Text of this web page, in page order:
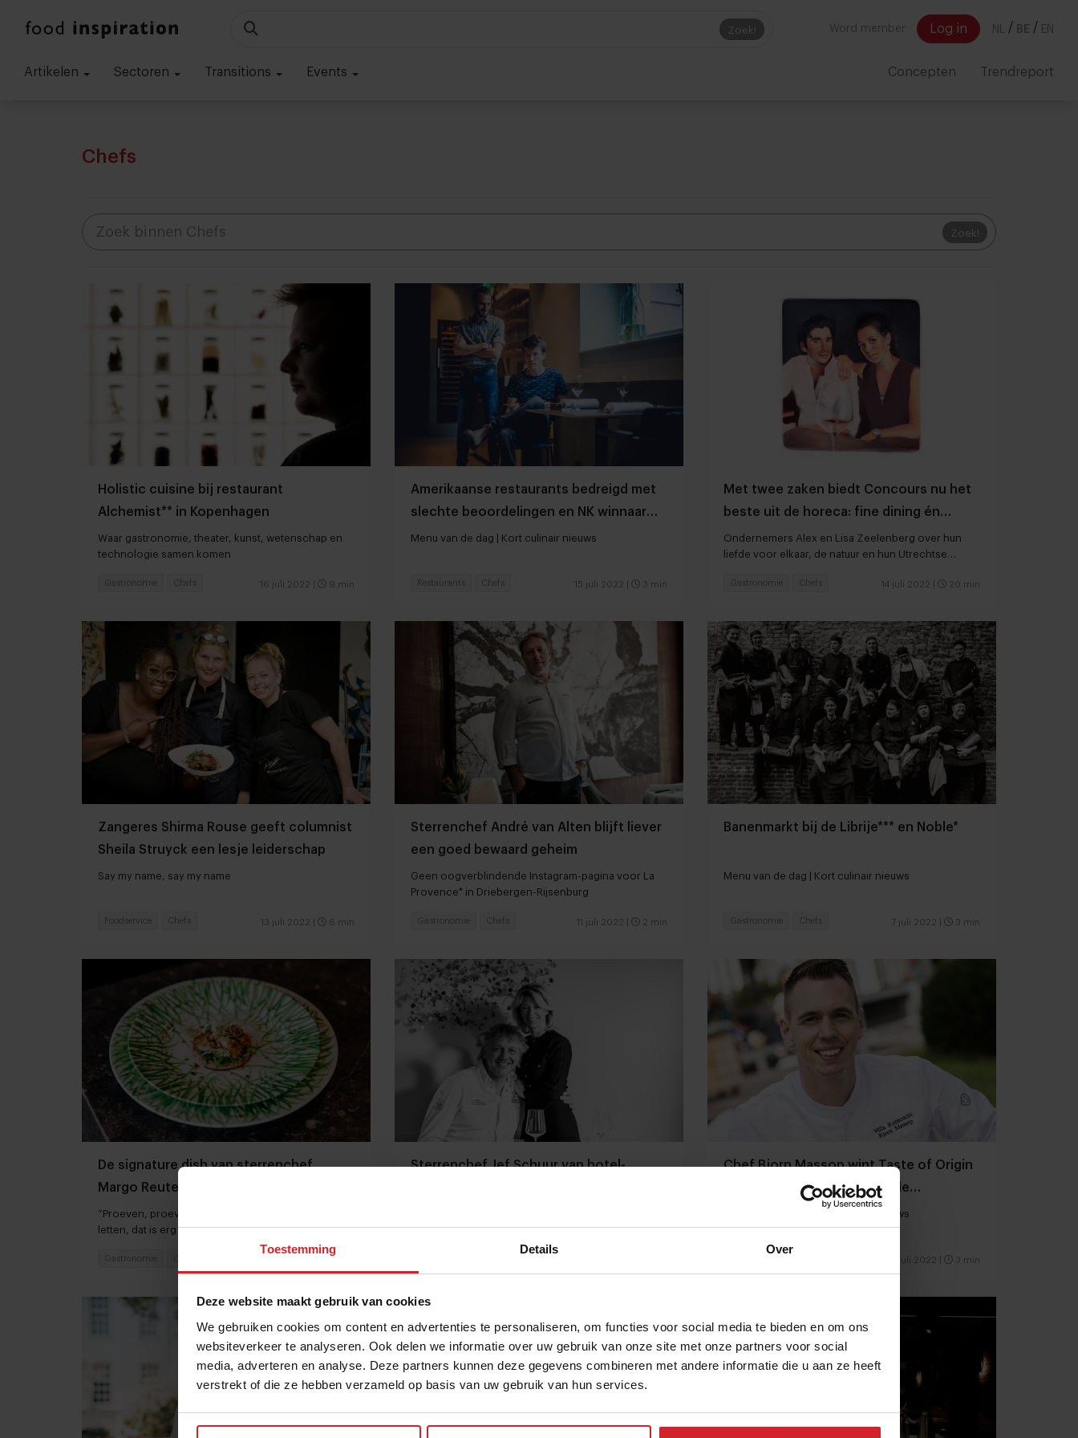
Toestemming Details Over
Deze website maakt gebruik van cookies
We gebruiken cookies om content en advertenties te personaliseren, om functies voor social media te bieden en om ons
websiteverkeer te analyseren. Ook delen we informatie over uw gebruik van onze site met onze partners voor social
media, adverteren en analyse. Deze partners kunnen deze gegevens combineren met andere informatie die u aan ze heeft
verstrekt of die ze hebben verzameld op basis van uw gebruik van hun services.
Zoek! Word member Log in NL / BE / EN
Artikelen Sectoren Transitions Events Concepten Trendreport
Chefs
Zoek!
Holistic cuisine bij restaurant
Alchemist** in Kopenhagen
Waar gastronomie, theater, kunst, wetenschap en
technologie samen komen
16 juli 2022 9 min
Gastronomie Chefs
Amerikaanse restaurants bedreigd met
slechte beoordelingen en NK winnaar
biersommelier bekend
Menu van de dag | Kort culinair nieuws
15 juli 2022 3 min
Restaurants Chefs
Met twee zaken biedt Concours nu het
beste uit de horeca: fine dining én
rock-’n-roll
Ondernemers Alex en Lisa Zeelenberg over hun
liefde voor elkaar, de natuur en hun Utrechtse
14 juli 2022 20 min
Gastronomie Chefs
Zangeres Shirma Rouse geeft columnist
Sheila Struyck een lesje leiderschap
Say my name, say my name
13 juli 2022 6 min
Foodservice Chefs
Sterrenchef André van Alten blijft liever
een goed bewaard geheim
Geen oogverblindende Instagram-pagina voor La
Provence* in Driebergen-Rijsenburg
11 juli 2022 2 min
Gastronomie Chefs
Banenmarkt bij de Librije*** en Noble*
Menu van de dag | Kort culinair nieuws
7 juli 2022 3 min
Gastronomie Chefs
De signature dish van sterrenchef
Margo Reuten
“Proeven, proeven, proeven en op de smaken
letten, dat is erg belangrijk”
Gastronomie
Sterrenchef Jef Schuur van hotel-
over de culinaire schatten van Texel, maar ook over
mijn eigen herinneringen"
Chef Bjorn Massop wint Taste of Origin
Award en nieuwe namen in de
Menu van de dag | Kort culinair nieuws
1 juli 2022 3 min